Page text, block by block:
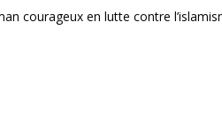
courageux en lutte contre